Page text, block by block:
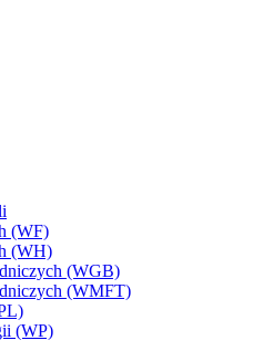
(WF)
(WH)
(WGB)
(WMFT)
(WP)